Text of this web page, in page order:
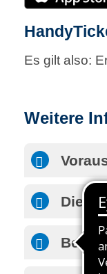
Es gilt also:
Weitere
Diese